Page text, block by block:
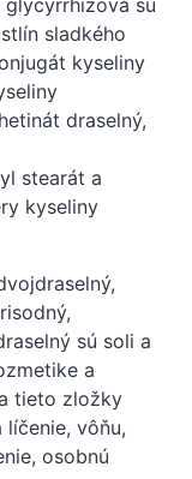
glycyrrhizová sú
sladkého
kyseliny
draselný,
stearát a
kyseliny
sú soli a
a
tieto zložky
vôňu,
osobnú